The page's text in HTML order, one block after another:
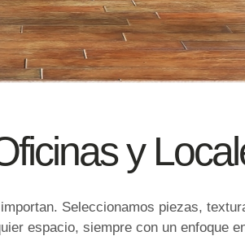
y
Seleccionamos piezas,
espacio, siempre con un enfoque